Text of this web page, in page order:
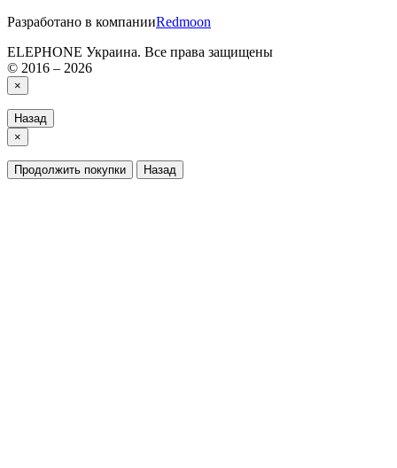
Разработано в компанииRedmoon
ELEPHONE Украина. Все права защищены
© 2016 – 2026
×
Назад
×
Продолжить покупки Назад